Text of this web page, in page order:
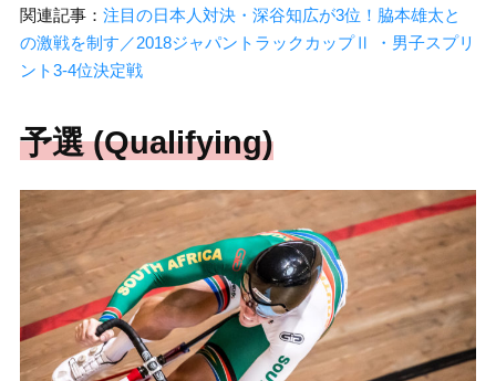
関連記事： 注目の日本人対決・深谷知広が3位！脇本雄太と
の激戦を制す／2018ジャパントラックカップⅡ ・男子スプリ
ント3-4位決定戦
予選 (Qualifying)